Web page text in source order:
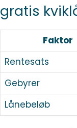
gratis
Faktor
Rentesats
Gebyrer
Lånebeløb